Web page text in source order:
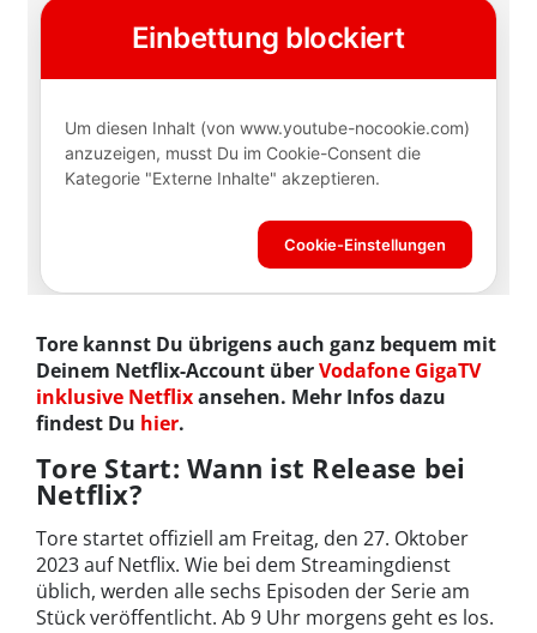
Tore kannst Du übrigens auch ganz bequem mit
Deinem Netflix-Account überVodafone GigaTV
inklusive Netflixansehen. Mehr Infos dazu
findest Du hier.
Tore Start: Wann ist Release bei
Netflix?
Tore startet offiziell am Freitag, den 27. Oktober
2023 auf Netflix. Wie bei dem Streamingdienst
üblich, werden alle sechs Episoden der Serie am
Stück veröffentlicht. Ab 9 Uhr morgens geht es los.